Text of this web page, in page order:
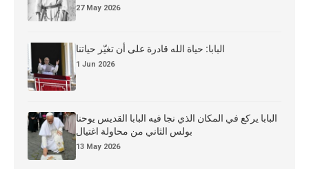
27 May 2026
البابا: حياة الله قادرة على أن تغيّر حياتنا
1 Jun 2026
البابا يركع في المكان الذي نجا فيه البابا القديس يوحنا
بولس الثاني من محاولة اغتيال
13 May 2026